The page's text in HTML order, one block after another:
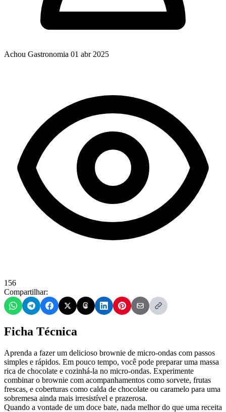
Achou Gastronomia 01 abr 2025
156
Compartilhar:
Ficha Técnica
Aprenda a fazer um delicioso brownie de micro-ondas com passos
simples e rápidos. Em pouco tempo, você pode preparar uma massa
rica de chocolate e cozinhá-la no micro-ondas. Experimente
combinar o brownie com acompanhamentos como sorvete, frutas
frescas, e coberturas como calda de chocolate ou caramelo para uma
sobremesa ainda mais irresistível e prazerosa.
Quando a vontade de um doce bate, nada melhor do que uma receita